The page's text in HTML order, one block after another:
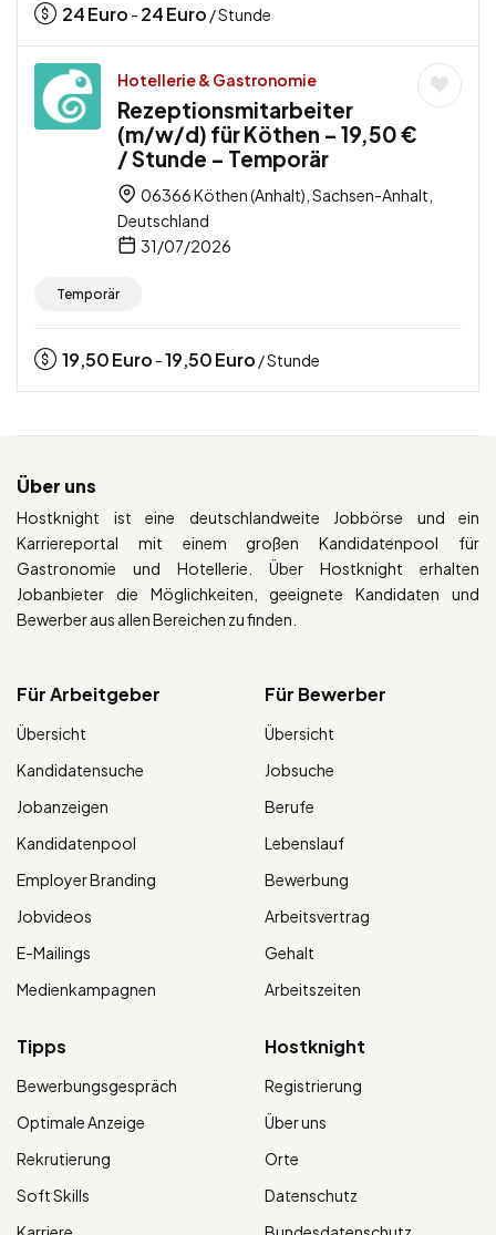
24Euro - 24Euro / Stunde
Hotellerie & Gastronomie
Rezeptionsmitarbeiter
(m/w/d) für Köthen – 19,50 €
/ Stunde – Temporär
06366 Köthen (Anhalt), Sachsen-Anhalt,
Deutschland
31/07/2026
Temporär
19,50Euro -19,50Euro / Stunde
Über uns
Hostknight ist eine deutschlandweite Jobbörse und ein
Karriereportal mit einem großen Kandidatenpool für
Gastronomie und Hotellerie. Über Hostknight erhalten
Jobanbieter die Möglichkeiten, geeignete Kandidaten und
Bewerber aus allen Bereichen zu finden.
Für Arbeitgeber
Übersicht
Kandidatensuche
Jobanzeigen
Kandidatenpool
Employer Branding
Jobvideos
E-Mailings
Medienkampagnen
Für Bewerber
Übersicht
Jobsuche
Berufe
Lebenslauf
Bewerbung
Arbeitsvertrag
Gehalt
Arbeitszeiten
Tipps
Bewerbungsgespräch
Optimale Anzeige
Rekrutierung
Soft Skills
Hostknight
Registrierung
Über uns
Orte
Datenschutz